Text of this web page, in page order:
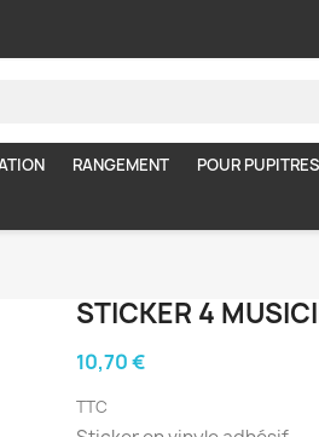
RANGEMENT POUR PUPITRES
STICKER 4
10,70 €
TTC